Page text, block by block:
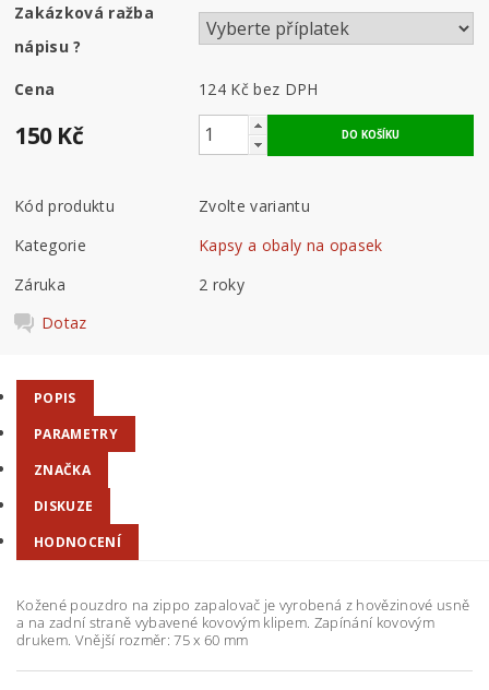
Zakázková ražba
nápisu?
Cena 124 Kč bez DPH
150 Kč
Kód produktu
Zvolte variantu
Kategorie
Kapsy a obaly na opasek
Záruka
2 roky
Dotaz
POPIS
PARAMETRY
ZNAČKA
DISKUZE
HODNOCENÍ
Kožené pouzdro na zippo zapalovač je vyrobená z hovězinové usně
a na zadní straně vybavené kovovým klipem. Zapínání kovovým
drukem. Vnější rozměr: 75 x 60 mm